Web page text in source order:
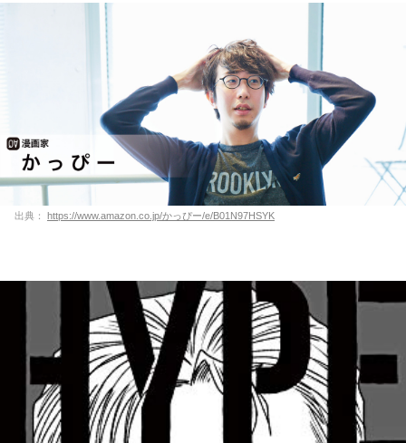
出典： https://www.amazon.co.jp/かっぴー/e/B01N97HSYK